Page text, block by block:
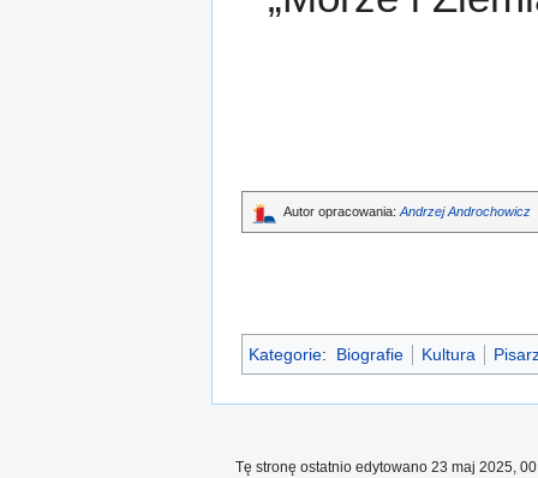
Autor opracowania: Andrzej Androchowicz
Kategorie: Biografie Kultura
Tę stronę ostatnio edytowano 23 maj 2025,